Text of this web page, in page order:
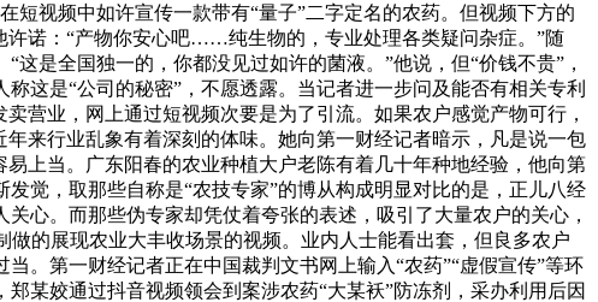
视频中如许宣传一款带有“量子”二字定名的农药。但视频下方的
许诺：“产物你安心吧……纯生物的，专业处理各类疑问杂症。”随
是全国独一的，你都没见过如许的菌液。”他说，但“价钱不贵”，
这是“公司的秘密”，不愿透露。当记者进一步问及能否有相关专利
营业，网上通过短视频次要是为了引流。如果农户感觉产物可行，
来行业乱象有着深刻的体味。她向第一财经记者暗示，凡是说一包
上当。广东阳春的农业种植大户老陈有着几十年种地经验，他向第
觉，取那些自称是“农技专家”的博从构成明显对比的是，正儿八经
心。而那些伪专家却凭仗着夸张的表述，吸引了大量农户的关心，
的展现农业大丰收场景的视频。业内人士能看出套，但良多农户
。第一财经记者正在中国裁判文书网上输入“农药”“虚假宣传”等环
某姣通过抖音视频领会到案涉农药“大某袄”防冻剂，采办利用后因